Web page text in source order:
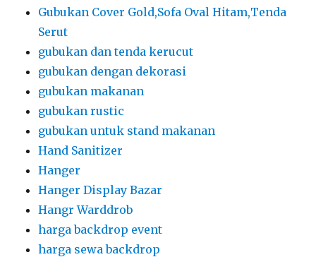
Gubukan Cover Gold,Sofa Oval Hitam,Tenda
Serut
gubukan dan tenda kerucut
gubukan dengan dekorasi
gubukan makanan
gubukan rustic
gubukan untuk stand makanan
Hand Sanitizer
Hanger
Hanger Display Bazar
Hangr Warddrob
harga backdrop event
harga sewa backdrop